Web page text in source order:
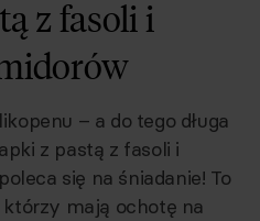
z fasoli i
– a do tego długa
z pastą z fasoli i
się na śniadanie! To
mają ochotę na